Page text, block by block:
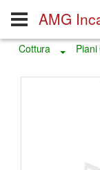
AMG
Cottura Toggle